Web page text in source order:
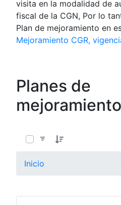
visita en la modalidad de
fiscal de la CGN, Por lo
Plan de mejoramiento en
Mejoramiento CGR,
Planes de
Inicio